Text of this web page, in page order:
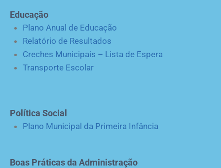
Educação
Plano Anual de Educação
Relatório de Resultados
Creches Municipais – Lista de Espera
Transporte Escolar
Política Social
Plano Municipal da Primeira Infância
Boas Práticas da Administração